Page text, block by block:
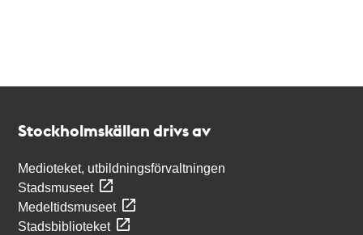
Stockholmskällan drivs av
Medioteket, utbildningsförvaltningen
Stadsmuseet
Medeltidsmuseet
Stadsbiblioteket